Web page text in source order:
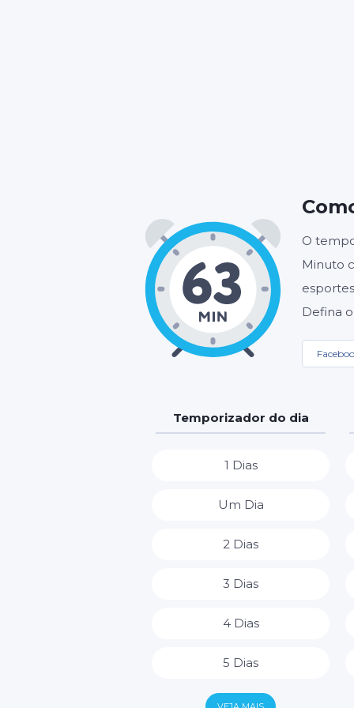
O
Minuto
Defina
Temporizador do dia
1 Dias
Um Dia
2 Dias
3 Dias
4 Dias
5 Dias
6 Dias